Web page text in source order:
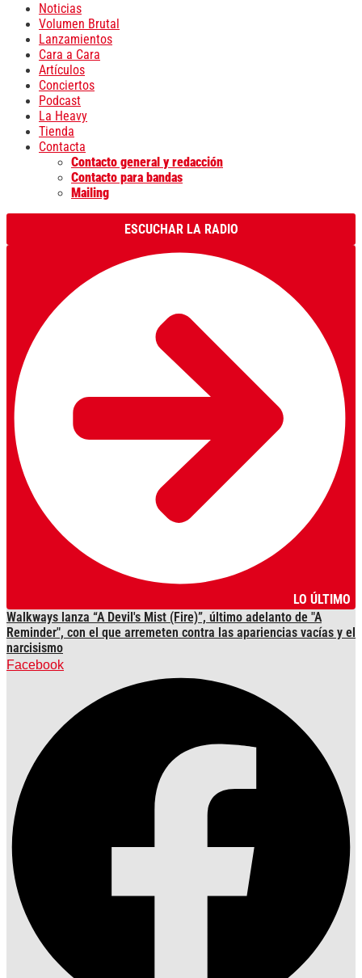
Noticias
Volumen Brutal
Lanzamientos
Cara a Cara
Artículos
Conciertos
Podcast
La Heavy
Tienda
Contacta
Contacto general y redacción
Contacto para bandas
Mailing
ESCUCHAR LA RADIO
LO ÚLTIMO
Walkways lanza “A Devil's Mist (Fire)”, último adelanto de "A
Reminder", con el que arremeten contra las apariencias vacías y el
narcisismo
Facebook